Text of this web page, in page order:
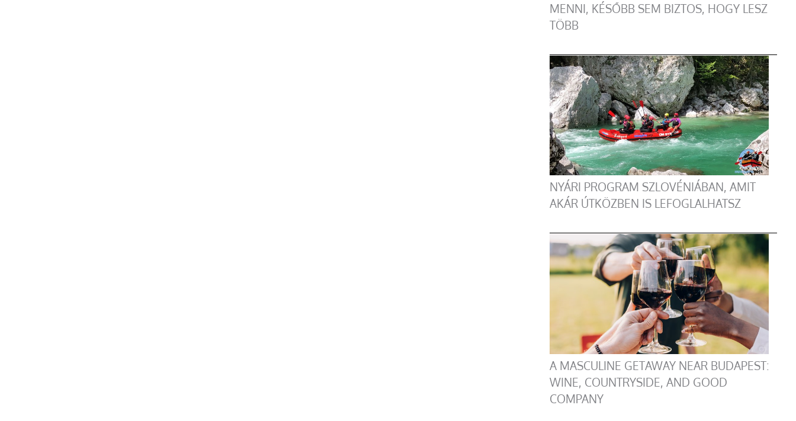
MENNI, KÉSŐBB SEM BIZTOS, HOGY LESZ
TÖBB
NYÁRI PROGRAM SZLOVÉNIÁBAN, AMIT
AKÁR ÚTKÖZBEN IS LEFOGLALHATSZ
A MASCULINE GETAWAY NEAR BUDAPEST:
WINE, COUNTRYSIDE, AND GOOD
COMPANY